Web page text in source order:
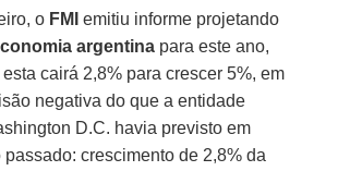
o FMI emitiu informe projetando
argentina para este ano,
cairá 2,8% para crescer 5%, em
negativa do que a entidade
D.C. havia previsto em
crescimento de 2,8% da